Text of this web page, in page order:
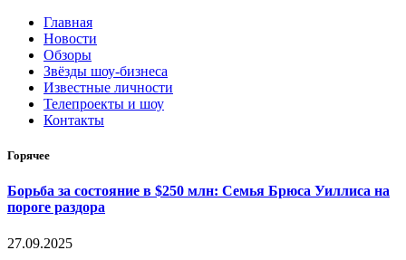
Главная
Новости
Обзоры
Звёзды шоу-бизнеса
Известные личности
Телепроекты и шоу
Контакты
Горячее
Борьба за состояние в $250 млн: Семья Брюса Уиллиса на
пороге раздора
27.09.2025